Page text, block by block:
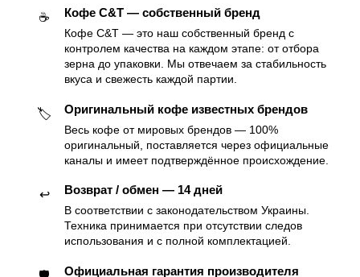
☕️ Кофе C&T — собственный бренд
Кофе C&T — это наш собственный бренд с
контролем качества на каждом этапе: от отбора
зерна до упаковки. Мы отвечаем за стабильность
вкуса и свежесть каждой партии.
🏷 Оригинальный кофе известных брендов
Весь кофе от мировых брендов — 100%
оригинальный, поставляется через официальные
каналы и имеет подтверждённое происхождение.
↩️ Возврат / обмен — 14 дней
В соответствии с законодательством Украины.
Техника принимается при отсутствии следов
использования и с полной комплектацией.
Официальная гарантия производителя